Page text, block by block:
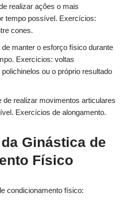
realizar ações o mais
tempo possível. Exercícios:
cones.
manter o esforço físico durante
Exercícios: voltas
ou o próprio resultado
de realizar movimentos articulares
Exercícios de alongamento.
Ginástica de
Físico
condicionamento físico: